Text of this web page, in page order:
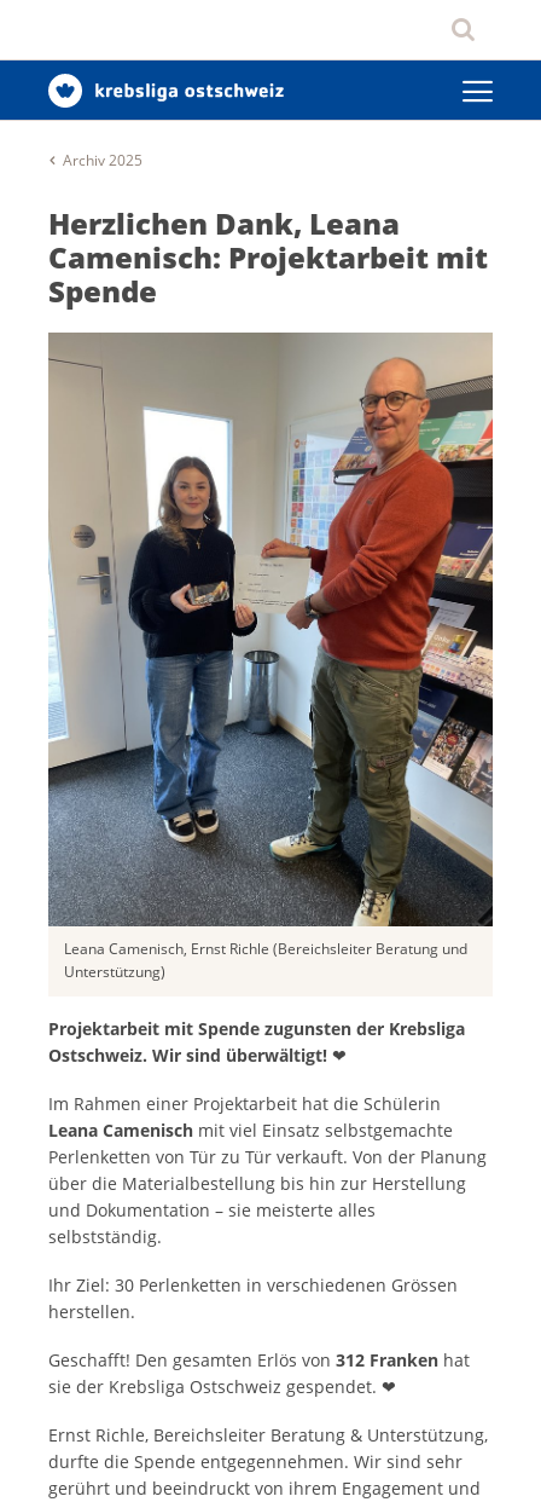
Archiv 2025
Herzlichen Dank, Leana
Camenisch: Projektarbeit mit
Spende
Leana Camenisch, Ernst Richle (Bereichsleiter Beratung und
Unterstützung)
Projektarbeit mit Spende zugunsten der Krebsliga
Ostschweiz. Wir sind überwältigt! ❤
Im Rahmen einer Projektarbeit hat die Schülerin
Leana Camenisch mit viel Einsatz selbstgemachte
Perlenketten von Tür zu Tür verkauft. Von der Planung
über die Materialbestellung bis hin zur Herstellung
und Dokumentation – sie meisterte alles
selbstständig.
Ihr Ziel: 30 Perlenketten in verschiedenen Grössen
herstellen.
Geschafft! Den gesamten Erlös von 312 Franken hat
sie der Krebsliga Ostschweiz gespendet. ❤
Ernst Richle, Bereichsleiter Beratung & Unterstützung,
durfte die Spende entgegennehmen. Wir sind sehr
gerührt und beeindruckt von ihrem Engagement und